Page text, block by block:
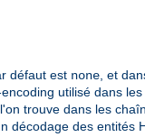
défaut est none , et
utilisé dans
trouve dans les
décodage des entités